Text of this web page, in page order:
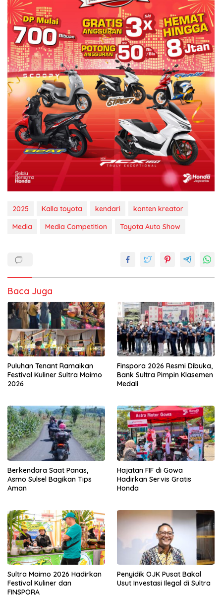
2025 Kalla toyota kendari
konten kreator
Media
Media Competition Toyota Auto Show
Baca Juga
Puluhan Tenant Ramaikan
Festival Kuliner Sultra Maimo
2026
Finspora 2026 Resmi Dibuka,
Bank Sultra Pimpin Klasemen
Medali
Berkendara Saat Panas,
Asmo Sulsel Bagikan Tips
Aman
Hajatan FIF di Gowa
Hadirkan Servis Gratis
Honda
Sultra Maimo 2026 Hadirkan
Festival Kuliner dan
FINSPORA
Penyidik OJK Pusat Bakal
Usut Investasi Ilegal di Sultra